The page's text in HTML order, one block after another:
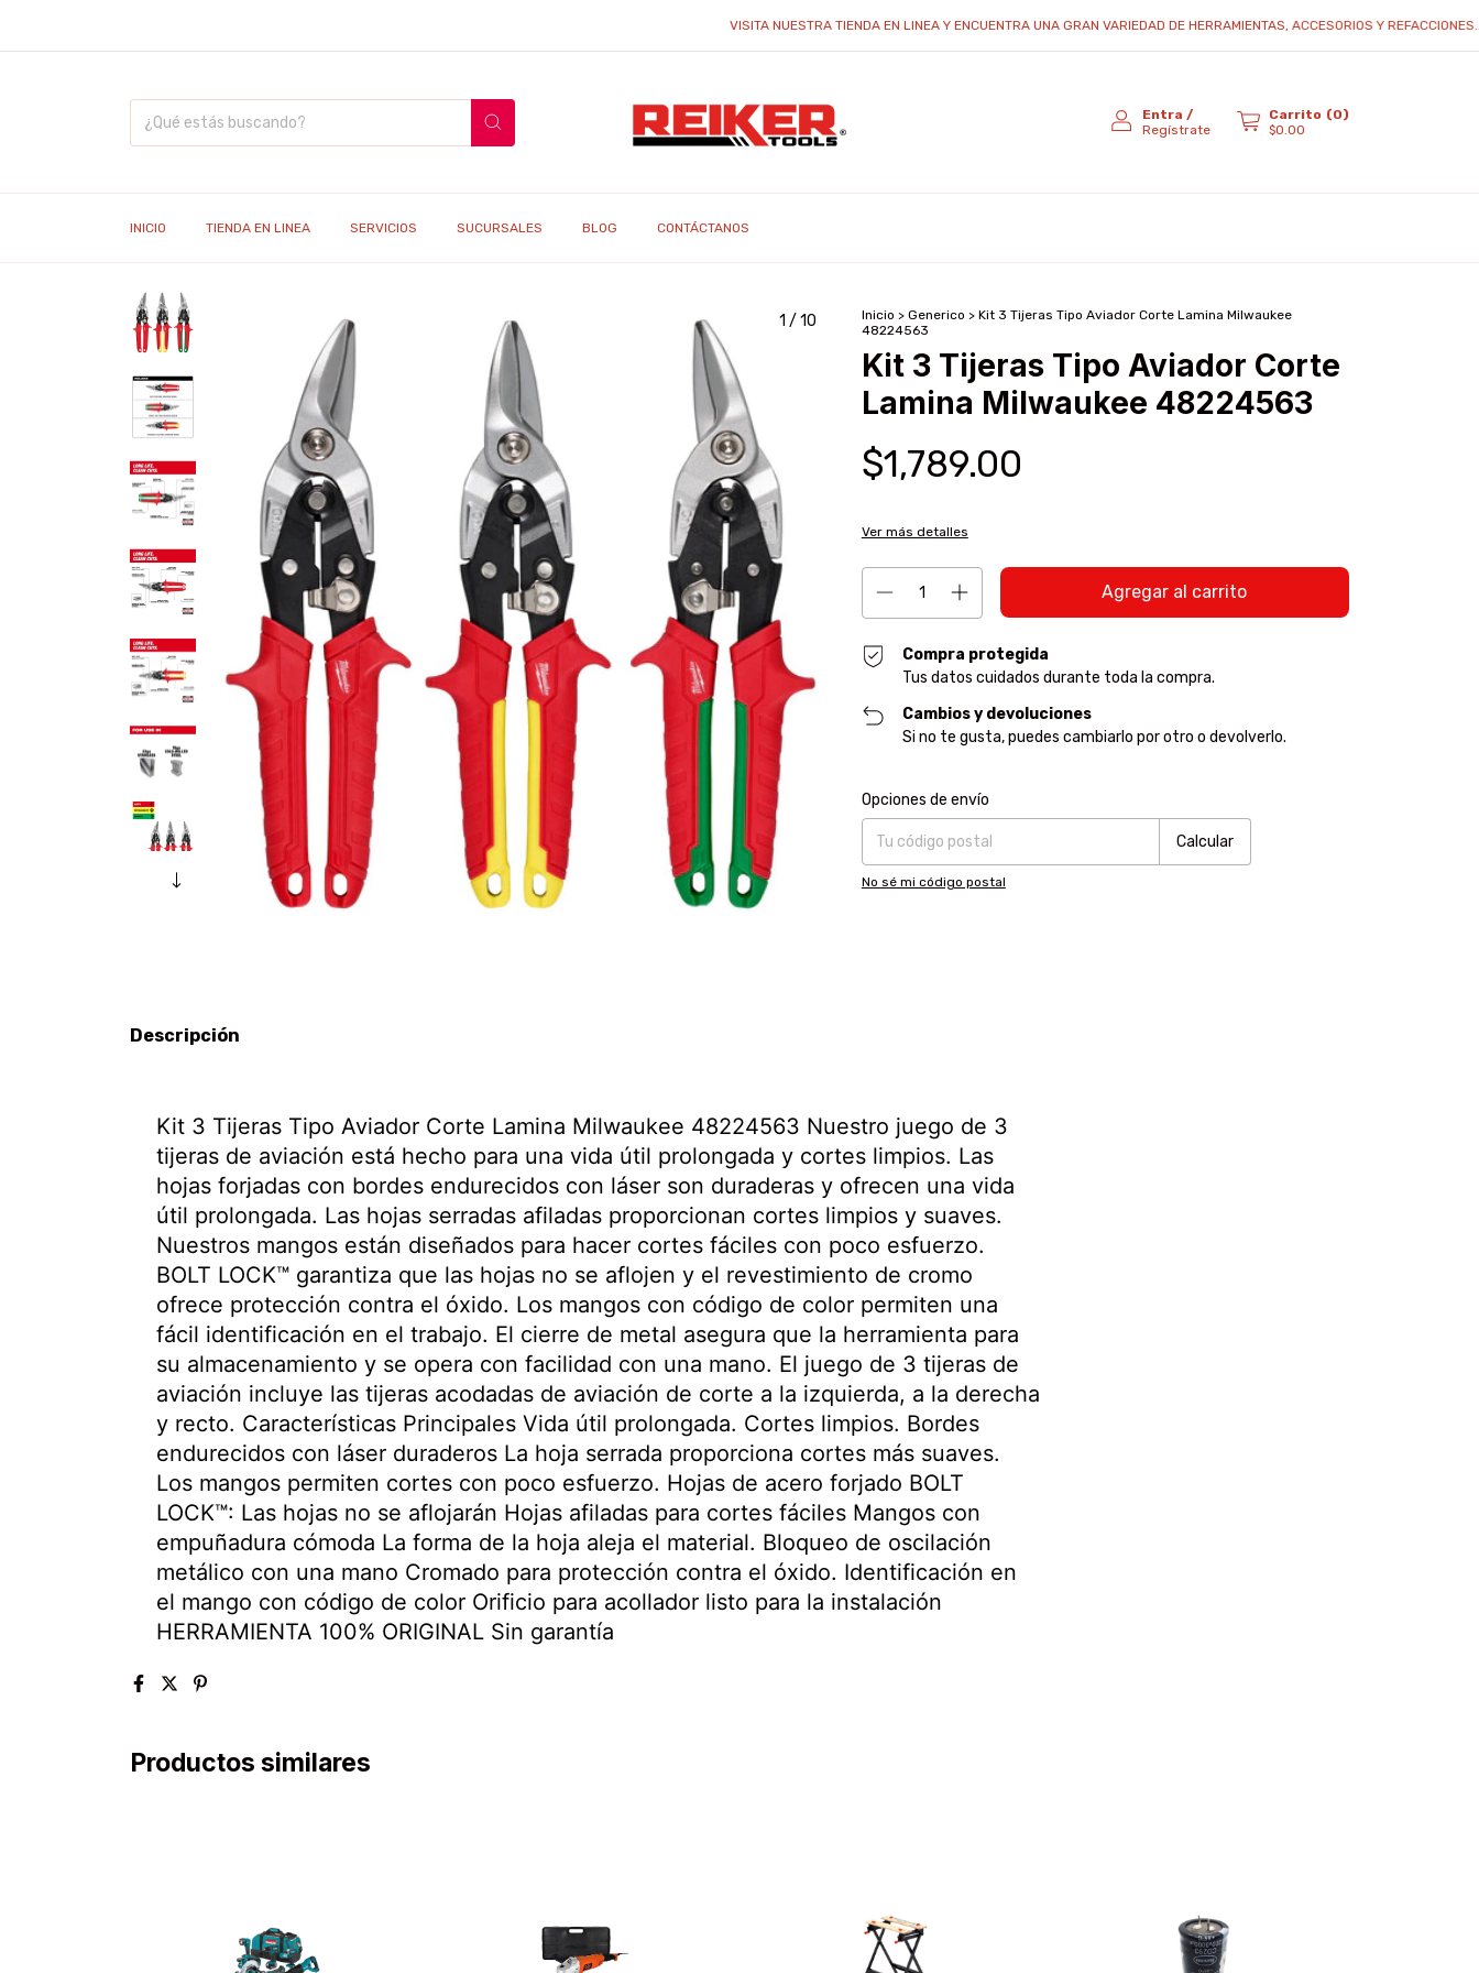
VISITA NUESTRA TIENDA EN LINEA Y ENCUENTRA UNA GRAN VARIEDAD DE HERRAMIENTAS, ACCESORIOS Y REFACCIONES...
Entra /
Regístrate
Carrito (0)
$0.00
INICIO TIENDA EN LINEA SERVICIOS SUCURSALES BLOG CONTÁCTANOS
1 / 10 Inicio > Generico > Kit 3 Tijeras Tipo Aviador Corte Lamina Milwaukee
48224563
Kit 3 Tijeras Tipo Aviador Corte
Lamina Milwaukee 48224563
$1,789.00
Ver más detalles
Compra protegida
Tus datos cuidados durante toda la compra.
Cambios y devoluciones
Si no te gusta, puedes cambiarlo por otro o devolverlo.
Entregas para el CP:
Opciones de envío
Calcular
No sé mi código postal
Descripción
Kit 3 Tijeras Tipo Aviador Corte Lamina Milwaukee 48224563 Nuestro juego de 3
tijeras de aviación está hecho para una vida útil prolongada y cortes limpios. Las
hojas forjadas con bordes endurecidos con láser son duraderas y ofrecen una vida
útil prolongada. Las hojas serradas afiladas proporcionan cortes limpios y suaves.
Nuestros mangos están diseñados para hacer cortes fáciles con poco esfuerzo.
BOLT LOCK™ garantiza que las hojas no se aflojen y el revestimiento de cromo
ofrece protección contra el óxido. Los mangos con código de color permiten una
fácil identificación en el trabajo. El cierre de metal asegura que la herramienta para
su almacenamiento y se opera con facilidad con una mano. El juego de 3 tijeras de
aviación incluye las tijeras acodadas de aviación de corte a la izquierda, a la derecha
y recto. Características Principales Vida útil prolongada. Cortes limpios. Bordes
endurecidos con láser duraderos La hoja serrada proporciona cortes más suaves.
Los mangos permiten cortes con poco esfuerzo. Hojas de acero forjado BOLT
LOCK™: Las hojas no se aflojarán Hojas afiladas para cortes fáciles Mangos con
empuñadura cómoda La forma de la hoja aleja el material. Bloqueo de oscilación
metálico con una mano Cromado para protección contra el óxido. Identificación en
el mango con código de color Orificio para acollador listo para la instalación
HERRAMIENTA 100% ORIGINAL Sin garantía
Productos similares